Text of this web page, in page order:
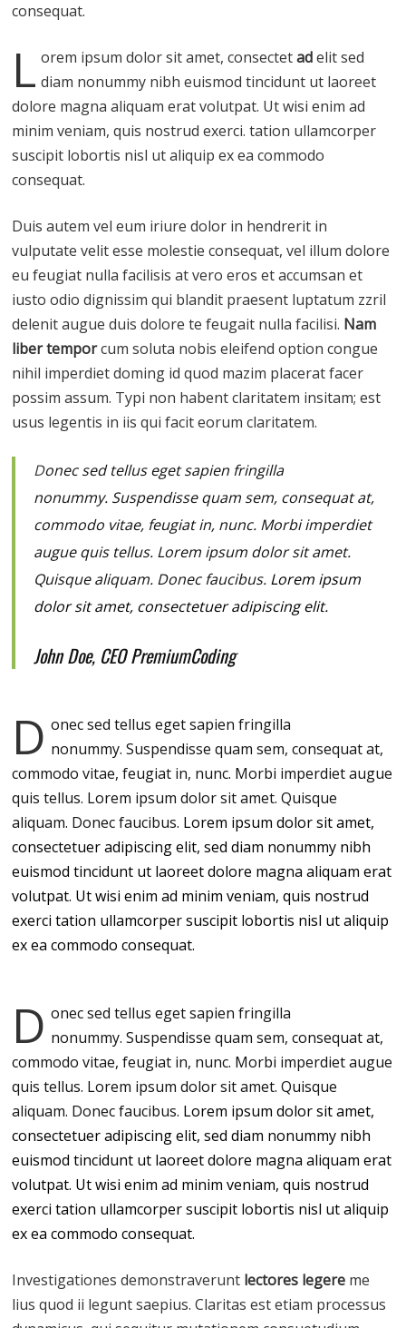
consequat.
L orem ipsum dolor sit amet, consectetadelit sed
diam nonummy nibh euismod tincidunt ut laoreet
dolore magna aliquam erat volutpat. Ut wisi enim ad
minim veniam, quis nostrud exerci. tation ullamcorper
suscipit lobortis nisl ut aliquip ex ea commodo
consequat.
Duis autem vel eum iriure dolor in hendrerit in
vulputate velit esse molestie consequat, vel illum dolore
eu feugiat nulla facilisis at vero eros et accumsan et
iusto odio dignissim qui blandit praesent luptatum zzril
delenit augue duis dolore te feugait nulla facilisi. Nam
liber temporcum soluta nobis eleifend option congue
nihil imperdiet doming id quod mazim placerat facer
possim assum. Typi non habent claritatem insitam; est
usus legentis in iis qui facit eorum claritatem.
Donec sed tellus eget sapien fringilla
nonummy. Suspendisse quam sem, consequat at,
commodo vitae, feugiat in, nunc. Morbi imperdiet
augue quis tellus. Lorem ipsum dolor sit amet.
Quisque aliquam. Donec faucibus. Lorem ipsum
dolor sit amet, consectetuer adipiscing elit.
John Doe, CEO PremiumCoding
D onec sed tellus eget sapien fringilla
nonummy.Suspendisse quam sem, consequat at,
commodo vitae, feugiat in, nunc. Morbi imperdiet augue
quis tellus. Lorem ipsum dolor sit amet. Quisque
aliquam. Donec faucibus. Lorem ipsum dolor sit amet,
consectetuer adipiscing elit, sed diam nonummy nibh
euismod tincidunt ut laoreet dolore magna aliquam erat
volutpat. Ut wisi enim ad minim veniam, quis nostrud
exerci tation ullamcorper suscipit lobortis nisl ut aliquip
ex ea commodo consequat.
D onec sed tellus eget sapien fringilla
nonummy.Suspendisse quam sem, consequat at,
commodo vitae, feugiat in, nunc. Morbi imperdiet augue
quis tellus. Lorem ipsum dolor sit amet. Quisque
aliquam. Donec faucibus. Lorem ipsum dolor sit amet,
consectetuer adipiscing elit, sed diam nonummy nibh
euismod tincidunt ut laoreet dolore magna aliquam erat
volutpat. Ut wisi enim ad minim veniam, quis nostrud
exerci tation ullamcorper suscipit lobortis nisl ut aliquip
ex ea commodo consequat.
Investigationes demonstraverunt lectores legere me
lius quod ii legunt saepius. Claritas est etiam processus